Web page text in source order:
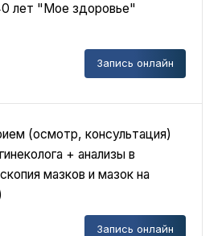
лет "Мое здоровье"
Запись онлайн
(осмотр, консультация)
+ анализы в
мазков и мазок на
Запись онлайн